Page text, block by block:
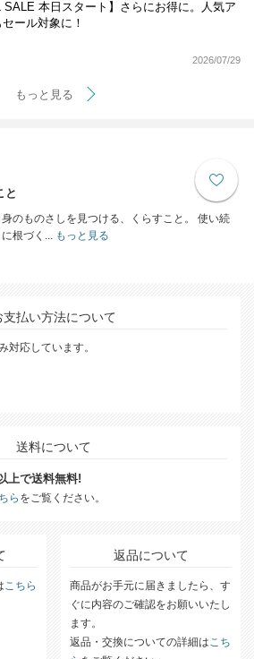
SALE 本日スタート】さらにお得に。人気ア
ール対象に！
2026/07/29
もっと見る
と
のものさしを見つける、くらすこと。 使い続
根づく...
もっと見る
支払い方法について
対応しています。
送料について
上で送料無料!
ら をご覧ください。
こちら
返品について
商品がお手元に届きましたら、す
ぐに内容のご確認をお願いいたし
ます。
返品・交換についての詳細はこち